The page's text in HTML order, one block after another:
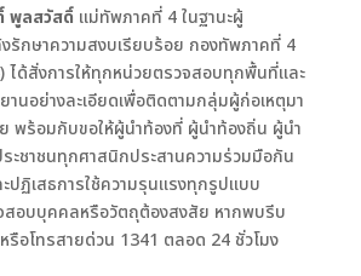
พูลสวัสดิ์แม่ทัพภาคที่ 4 ในฐานะผู้
รักษาความสงบเรียบร้อย กองทัพภาคที่ 4
ได้สั่งการให้ทุกหน่วยตรวจสอบทุกพื้นที่และ
านอย่างละเอียดเพื่อติดตามกลุ่มผู้ก่อเหตุมา
พร้อมกับขอให้ผู้นำท้องที่ ผู้นำท้องถิ่น ผู้นำ
ะชาชนทุกศาสนิกประสานความร่วมมือกัน
ปฏิเสธการใช้ความรุนแรงทุกรูปแบบ
อบบุคคลหรือวัตถุต้องสงสัย หากพบรีบ
รือโทรสายด่วน 1341 ตลอด 24 ชั่วโมง